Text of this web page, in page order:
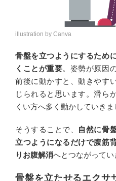
illustration by Canva
骨盤を立つようにするため
くことが重要。姿勢が原因
前後に動かすと、動きやす
じられると思います。滑ら
くい方へ多く動かしていきま
そうすることで、 自然に骨
立つようになるだけで腹筋
りお腹解消へとつながってい
骨盤を立たせるエクサ